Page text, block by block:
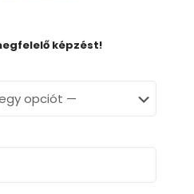
képzést!